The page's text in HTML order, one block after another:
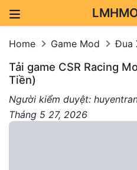
Home Game Mod Đua
Tải game CSR Racing
Tiền)
Người kiểm duyệt:
Tháng 5 27, 2026